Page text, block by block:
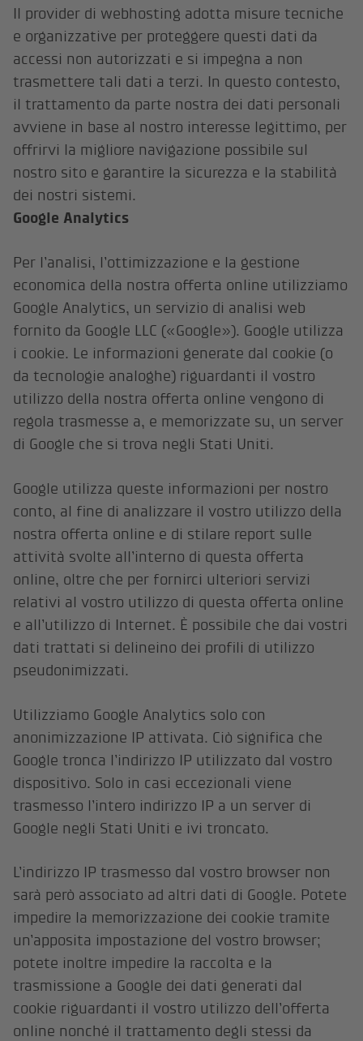
Il provider di webhosting adotta misure tecniche
e organizzative per proteggere questi dati da
accessi non autorizzati e si impegna a non
trasmettere tali dati a terzi. In questo contesto,
il trattamento da parte nostra dei dati personali
avviene in base al nostro interesse legittimo, per
offrirvi la migliore navigazione possibile sul
nostro sito e garantire la sicurezza e la stabilità
dei nostri sistemi.
Google Analytics
Per l’analisi, l’ottimizzazione e la gestione
economica della nostra offerta online utilizziamo
Google Analytics, un servizio di analisi web
fornito da Google LLC («Google»). Google utilizza
i cookie. Le informazioni generate dal cookie (o
da tecnologie analoghe) riguardanti il vostro
utilizzo della nostra offerta online vengono di
regola trasmesse a, e memorizzate su, un server
di Google che si trova negli Stati Uniti.
Google utilizza queste informazioni per nostro
conto, al fine di analizzare il vostro utilizzo della
nostra offerta online e di stilare report sulle
attività svolte all’interno di questa offerta
online, oltre che per fornirci ulteriori servizi
relativi al vostro utilizzo di questa offerta online
e all’utilizzo di Internet. È possibile che dai vostri
dati trattati si delineino dei profili di utilizzo
pseudonimizzati.
Utilizziamo Google Analytics solo con
anonimizzazione IP attivata. Ciò significa che
Google tronca l’indirizzo IP utilizzato dal vostro
dispositivo. Solo in casi eccezionali viene
trasmesso l’intero indirizzo IP a un server di
Google negli Stati Uniti e ivi troncato.
L’indirizzo IP trasmesso dal vostro browser non
sarà però associato ad altri dati di Google. Potete
impedire la memorizzazione dei cookie tramite
un’apposita impostazione del vostro browser;
potete inoltre impedire la raccolta e la
trasmissione a Google dei dati generati dal
cookie riguardanti il vostro utilizzo dell’offerta
online nonché il trattamento degli stessi da